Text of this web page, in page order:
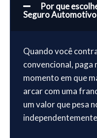
Por que
Seguro
Quando você
convencional, paga
momento em que
arcar com uma
um valor que pesa